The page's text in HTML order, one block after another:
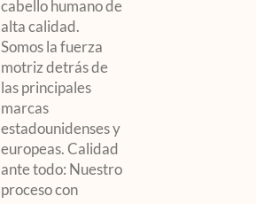
cabello humano de
alta calidad.
Somos la fuerza
motriz detrás de
las principales
marcas
estadounidenses y
europeas. Calidad
ante todo: Nuestro
proceso con